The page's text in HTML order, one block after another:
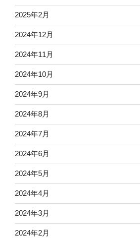
2025年2月
2024年12月
2024年11月
2024年10月
2024年9月
2024年8月
2024年7月
2024年6月
2024年5月
2024年4月
2024年3月
2024年2月